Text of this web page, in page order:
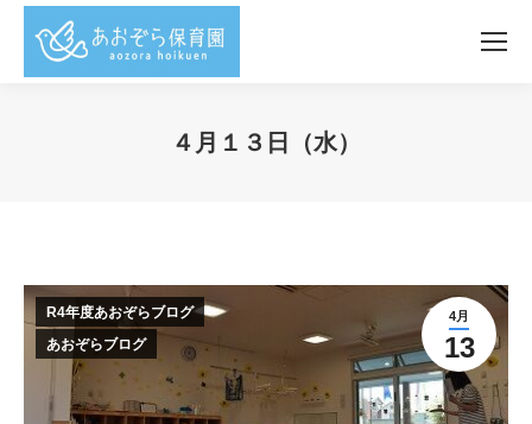
４月１３日（水）
4月
13
R4年度あおぞらブログ
あおぞらブログ